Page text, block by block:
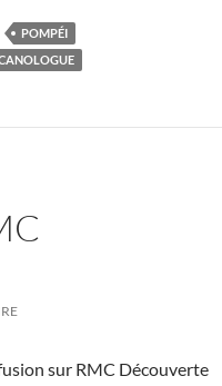
POMPÉI
sur RMC Découverte